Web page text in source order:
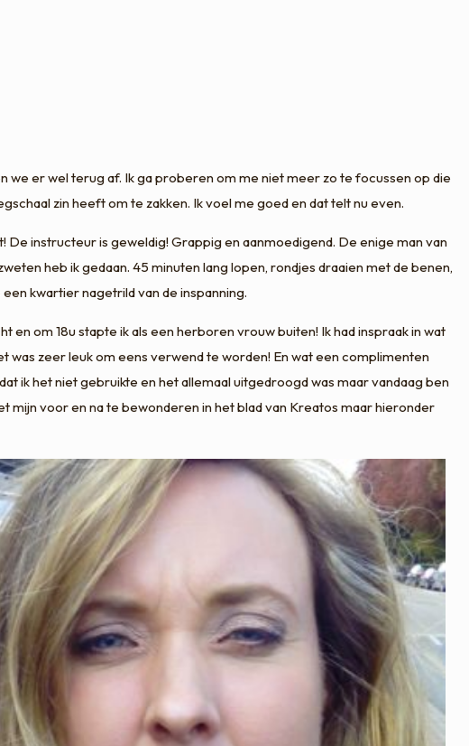
we er wel terug af. Ik ga proberen om me niet meer zo te focussen op die
zin heeft om te zakken. Ik voel me goed en dat telt nu even.
instructeur is geweldig! Grappig en aanmoedigend. De enige man van
heb ik gedaan. 45 minuten lang lopen, rondjes draaien met de benen,
kwartier nagetrild van de inspanning.
om 18u stapte ik als een herboren vrouw buiten! Ik had inspraak in wat
was zeer leuk om eens verwend te worden! En wat een complimenten
ik het niet gebruikte en het allemaal uitgedroogd was maar vandaag ben
mijn voor en na te bewonderen in het blad van Kreatos maar hieronder